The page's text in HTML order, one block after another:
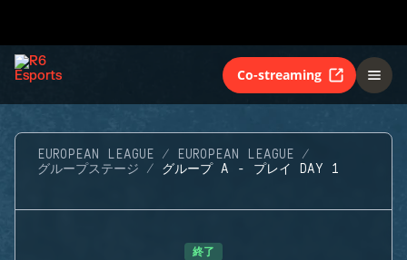
Co-streaming
EUROPEAN LEAGUE
EUROPEAN LEAGUE
グループステージ
グループ A - プレイ DAY 1
終了